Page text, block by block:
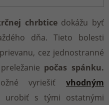
chrbtice dokážu byť
dňa. Tieto bolesti
cez jednostranné
počas spánku.
vyriešiť vhodným
urobiť s tými ostatnými